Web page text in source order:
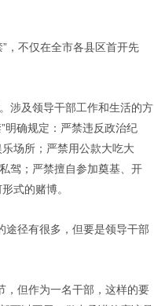
，不仅在全市各县区首开先
涉及领导干部工作和生活的方
明确规定：严禁违反政治纪
场所；严禁用公款大吃大
驾；严禁擅自参加奠基、开
式的赌博。
途径有很多，但要是领导干部
，但作为一名干部，这样的要